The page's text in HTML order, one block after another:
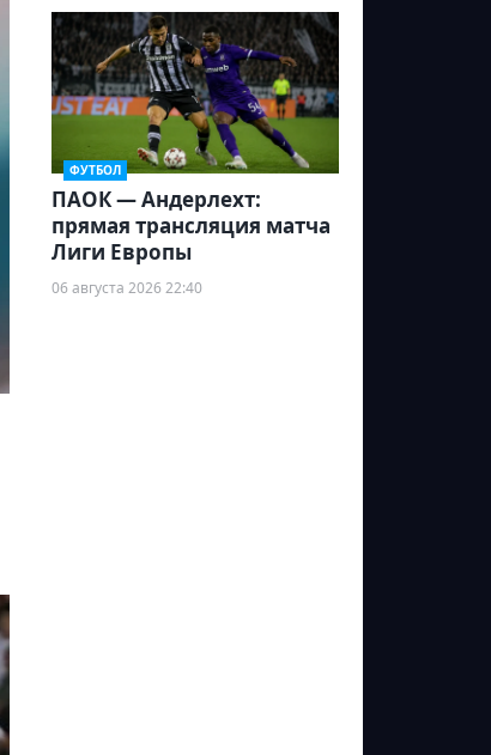
ФУТБОЛ
ПАОК — Андерлехт:
прямая трансляция матча
Лиги Европы
06 августа 2026 22:40